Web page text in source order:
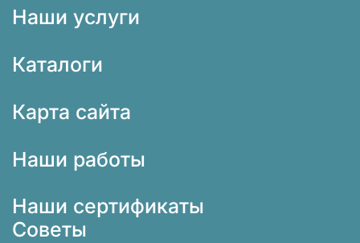
Наши услуги
Каталоги
Карта сайта
Наши работы
Наши сертификаты
Советы